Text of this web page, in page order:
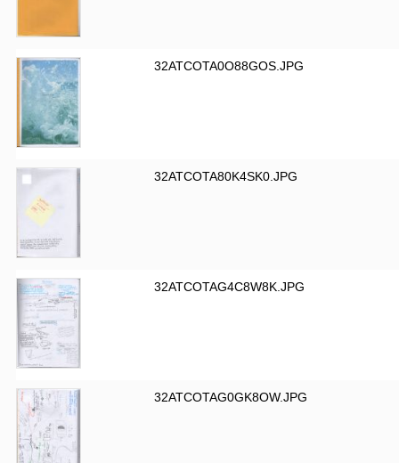
32ATCOTA0O88GOS.JPG
32ATCOTA80K4SK0.JPG
32ATCOTAG4C8W8K.JPG
32ATCOTAG0GK8OW.JPG